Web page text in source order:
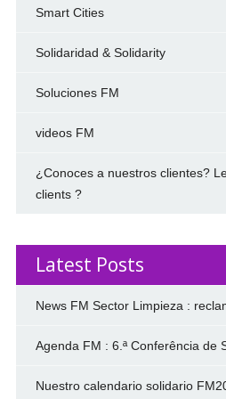
Smart Cities
Solidaridad & Solidarity
Soluciones FM
videos FM
¿Conoces a nuestros clientes?
clients ?
Latest Posts
News FM Sector Limpieza :
Agenda FM : 6.ª Conferência de
Nuestro calendario solidario